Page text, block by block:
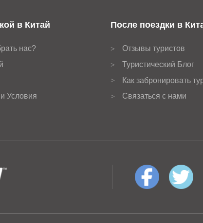
в Китай
нас?
Условия
После поездки в
>
Отзывы туристов
>
Туристический Блог
>
Как забронировать
>
Связаться с нами